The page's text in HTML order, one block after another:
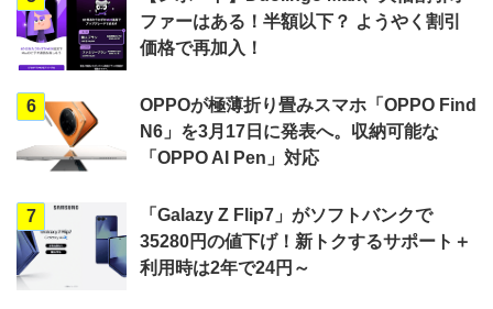
ファーはある！半額以下？ ようやく割引
価格で再加入！
6
OPPOが極薄折り畳みスマホ「OPPO Find
N6」を3月17日に発表へ。収納可能な
「OPPO AI Pen」対応
7
「Galazy Z Flip7」がソフトバンクで
35280円の値下げ！新トクするサポート＋
利用時は2年で24円～